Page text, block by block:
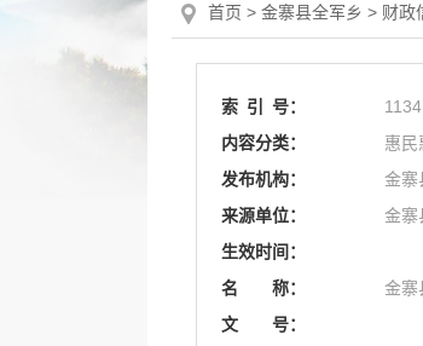
首页 > 金寨县全军乡 > 财政
索 引 号：
内容分类：
惠民
发布机构：
金寨
来源单位：
金寨
生效时间：
名 称：
金寨
文 号：